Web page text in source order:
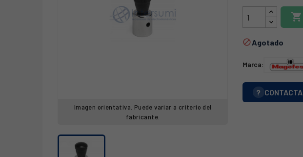
Imagen orientativa. Puede variar a criterio del
fabricante.

Agotado
Marca:
?